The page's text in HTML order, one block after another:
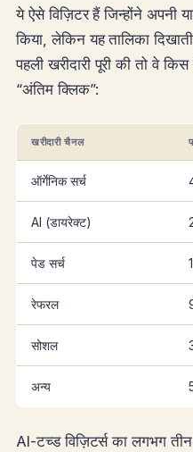
ये ऐसे विज़िटर हैं जिन्होंने अपनी
किया, लेकिन यह तालिका
पहली खरीदारी पूरी की तो वे
“अंतिम क्लिक”:
खरीदारी चैनल
ऑर्गेनिक सर्च
AI (डायरेक्ट)
पेड सर्च
रेफरल
सोशल
अन्य
AI-टच्ड विज़िटर्स का लगभग